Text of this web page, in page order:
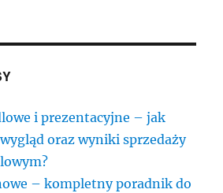
i prezentacyjne – jak
oraz wyniki sprzedaży
– kompletny poradnik do